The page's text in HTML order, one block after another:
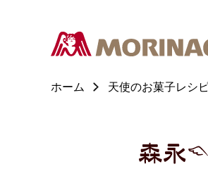
ホーム 天使のお菓子レシ